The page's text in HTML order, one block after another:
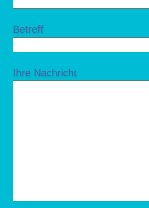
Betreff
Ihre Nachricht